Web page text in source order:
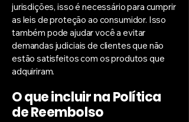
jurisdições, isso é necessário para cumprir
as leis de proteção ao consumidor. Isso
também pode ajudar você a evitar
demandas judiciais de clientes que não
estão satisfeitos com os produtos que
adquiriram.
O que incluir na Política
de Reembolso